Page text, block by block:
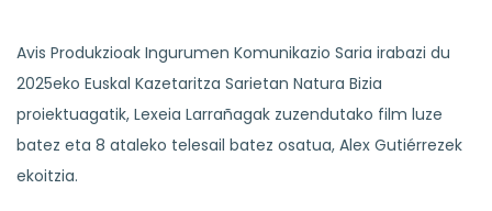
Avis Produkzioak Ingurumen Komunikazio Saria irabazi du
2025eko Euskal Kazetaritza Sarietan Natura Bizia
proiektuagatik, Lexeia Larrañagak zuzendutako film luze
batez eta 8 ataleko telesail batez osatua, Alex Gutiérrezek
ekoitzia.